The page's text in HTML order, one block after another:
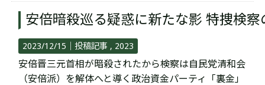
安倍暗殺巡る疑惑に新たな影 特捜検
2023/12/15｜投稿記事 2023
安倍晋三元首相が暗殺されたから検察は自民党清和会
（安倍派）を解体へと導く政治資金パーティ「裏金」